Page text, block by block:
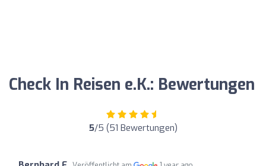
Check In Reisen e.K.: Bewertungen
5/5 (51 Bewertungen)